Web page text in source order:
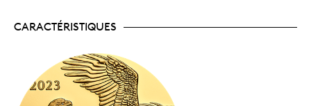
La pièce est encapsulée et présentée dans un boîtier
à double coque noir orné du logo de la Monnaie royale
canadienne. Le boîtier est assorti d’une boîte
CARACTÉRISTIQUES